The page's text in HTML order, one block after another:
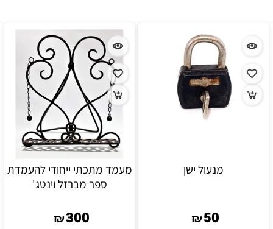
מנעול ישן
₪50
מעמד מתכתי ייחודי להעמדת
ספר מברזל וינטג'
₪300